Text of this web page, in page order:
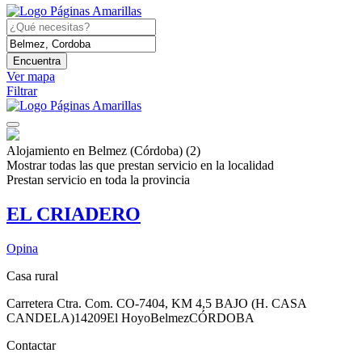
Encuentra
Ver mapa
Filtrar
Alojamiento en Belmez (Córdoba) (2)
Mostrar todas las que prestan servicio en la localidad
Prestan servicio en toda la provincia
EL CRIADERO
Opina
Casa rural
Carretera Ctra. Com. CO-7404, KM 4,5 BAJO (H. CASA
CANDELA)14209El HoyoBelmezCÓRDOBA
Contactar